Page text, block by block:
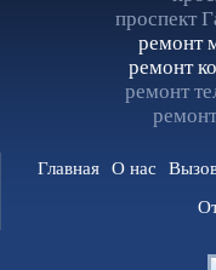
проспект
ремонт
ремонт
ремонт
Главная О нас